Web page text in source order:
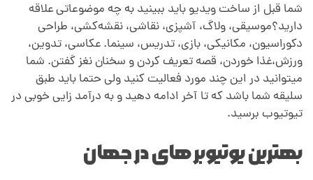
س
ت
شما قبل از ساخت ویدیو باید ببینید به چه موضوعاتی علاقه
دارید؟موسیقی، ولاگ، آشپزی، نقاشی، نقشه‌کشی، طراحی
دکوراسیون، مکانیکی، بازی، تدریس، سینما. عکاسی، تدوین،
ورزش،غذا خوردن، قصه تعریف کردن و سخنان نغز گفتن. شما
میتوانید در این چند مورد فعالیت کنید ولی حتما باید طبق
سلیقه شما باشد که تا آخر ادامه دهید و به درآمد زایی خوبی در
تیوتیوب برسید.
بهترین یوتیوبر های در جهان